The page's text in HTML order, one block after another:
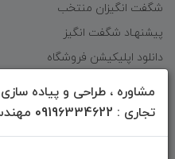
مشاوره ، طراحی و پیاده
تجاری : 09196334622 مهندس شاهسون
شگفت انگیزان منتخب
پیشنهـاد شگفت انگیز
دانلود اپلیکیشن فروشگاه
دسترسی سریع